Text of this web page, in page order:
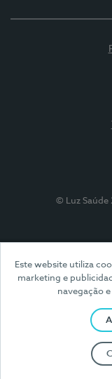
Este website utiliza
marketing e
navegação
© Luz Saúde